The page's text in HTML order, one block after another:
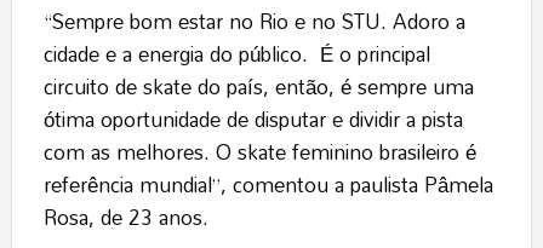
“Sempre bom estar no Rio e no STU. Adoro a
cidade e a energia do público. É o principal
circuito de skate do país, então, é sempre uma
ótima oportunidade de disputar e dividir a pista
com as melhores. O skate feminino brasileiro é
referência mundial”, comentou a paulista Pâmela
Rosa, de 23 anos.